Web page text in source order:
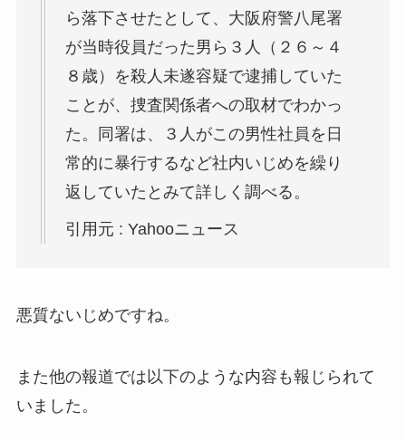
ら落下させたとして、大阪府警八尾署
が当時役員だった男ら３人（２６～４
８歳）を殺人未遂容疑で逮捕していた
ことが、捜査関係者への取材でわかっ
た。同署は、３人がこの男性社員を日
常的に暴行するなど社内いじめを繰り
返していたとみて詳しく調べる。
引用元 : Yahooニュース
悪質ないじめですね。
また他の報道では以下のような内容も報じられて
いました。